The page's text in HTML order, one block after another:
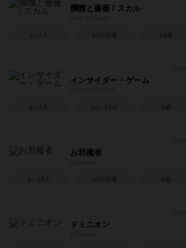
髑髏と薔薇 / スカル
3～6人 45分前後 14歳～
インサイダー・ゲーム
4～8人 10～15分 9歳～
お邪魔者
3～10人 30分前後 8歳～
ドミニオン